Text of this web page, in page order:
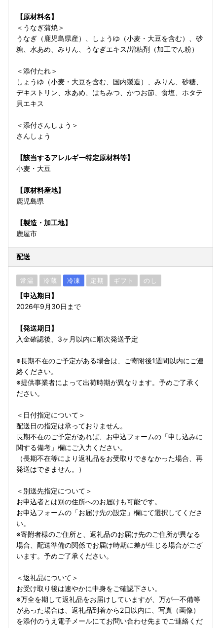
【原材料名】
＜うなぎ蒲焼＞
うなぎ（鹿児島県産）、しょうゆ（小麦・大豆を含む）、砂
糖、水あめ、みりん、うなぎエキス/増粘剤（加工でん粉）
＜添付たれ＞
しょうゆ（小麦・大豆を含む、国内製造）、みりん、砂糖、
デキストリン、水あめ、はちみつ、かつお節、食塩、ホタテ
貝エキス
＜添付さんしょう＞
さんしょう
【該当するアレルギー特定原材料等】
小麦・大豆
【原材料産地】
鹿児島県
【製造・加工地】
鹿屋市
配送
常温 冷蔵 冷凍 定期 ギフト のし
【申込期日】
2026年9月30日まで
【発送期日】
入金確認後、3ヶ月以内に順次発送予定
※長期不在のご予定がある場合は、ご寄附後1週間以内にご連
絡ください。
※提供事業者によって出荷時期が異なります。予めご了承く
ださい。
＜日付指定について＞
配送日の指定は承っておりません。
長期不在のご予定があれば、お申込フォームの「申し込みに
関する備考」欄にご入力ください。
（長期不在等により返礼品をお受取りできなかった場合、再
発送はできません。）
＜別送先指定について＞
お申込者とは別の住所へのお届けも可能です。
お申込フォームの「お届け先の設定」欄にて選択してくださ
い。
※寄附者様のご住所と、返礼品のお届け先のご住所が異なる
場合、配送準備の関係でお届け時期に差が生じる場合がござ
います。予めご了承ください。
＜返礼品について＞
お受け取り後は速やかに中身をご確認下さい。
※万全を期して返礼品をお届けしていますが、万が一不備等
があった場合は、返礼品到着から2日以内に、写真（画像）
を添付のうえ電子メールにてお問い合わせ先までご連絡くだ